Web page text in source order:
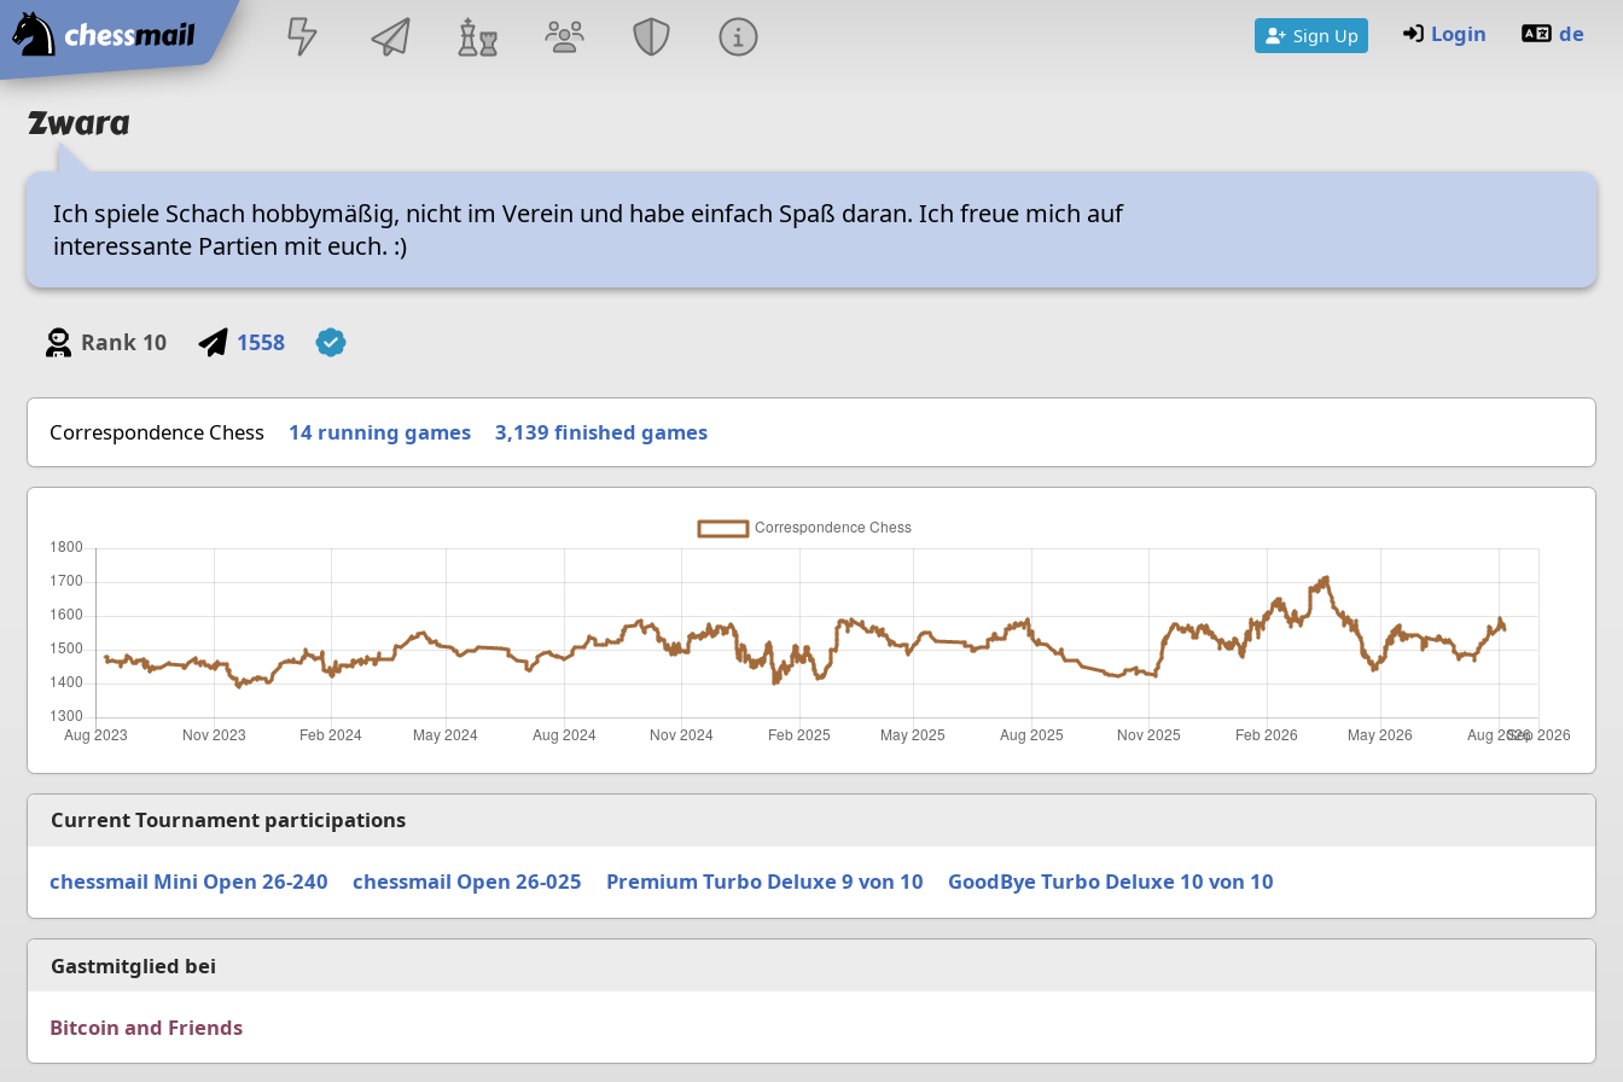
Home
Sign Up Login de
Zwara
Ich spiele Schach hobbymäßig, nicht im Verein und habe einfach Spaß daran. Ich freue mich auf
interessante Partien mit euch. :)
Rank 10 1558
Correspondence Chess 14 running games 3,139 finished games
Current Tournament participations
chessmail Mini Open 26-240 chessmail Open 26-025 Premium Turbo Deluxe 9 von 10 GoodBye Turbo Deluxe 10 von 10
Gastmitglied bei
Bitcoin and Friends